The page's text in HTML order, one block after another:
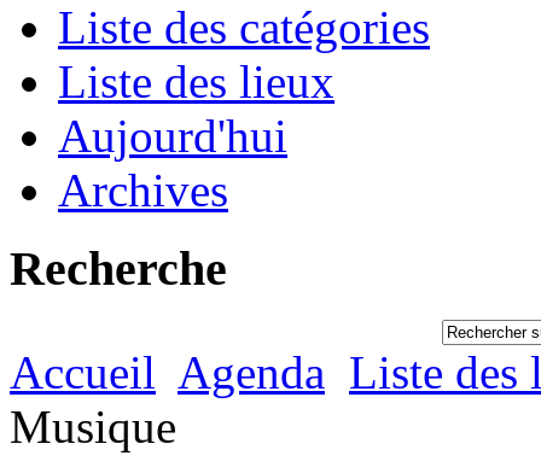
Liste des catégories
Liste des lieux
Aujourd'hui
Archives
Recherche
Accueil Agenda Liste des
Musique